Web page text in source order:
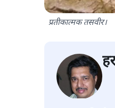
प्रतीकात्मक तसवीर।